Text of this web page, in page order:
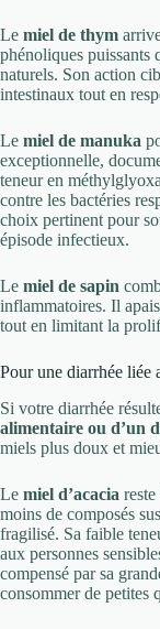
Le miel de thym
phénoliques puissants
naturels. Son action
intestinaux tout en
Le miel de manuka
exceptionnelle,
teneur en
contre les bactéries
choix pertinent pour
épisode infectieux.
Le miel de sapin
inflammatoires. Il
tout en limitant la
Pour une diarrhée liée
Si votre diarrhée
alimentaire ou d’un
miels plus doux et
Le miel d’acacia
moins de composés
fragilisé. Sa faible
aux personnes
compensé par sa
consommer de petites